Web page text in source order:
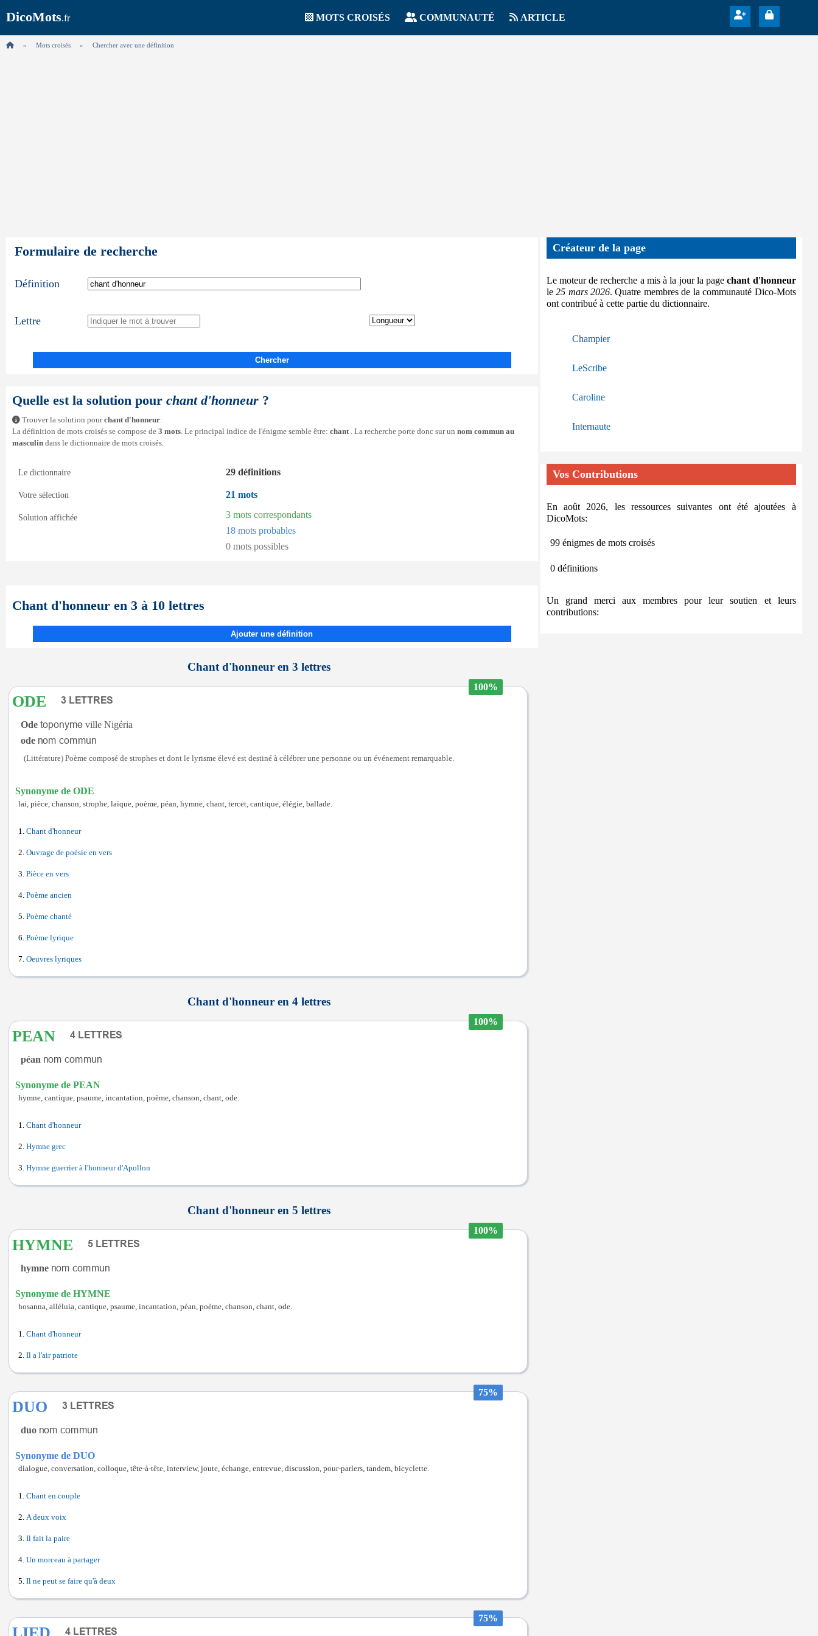
DicoMots.fr MOTS CROISÉS COMMUNAUTÉ ARTICLE
Mots croisés Chercher avec une définition
Formulaire de recherche
Définition
Lettre
Chercher
Quelle est la solution pour chant d'honneur ?
Trouver la solution pourchant d'honneur:
La définition de mots croisés se compose de 3 mots. Le principal indice de l'énigme semble être: chant. La recherche porte donc sur un nom commun au
masculin dans le dictionnaire de mots croisés.
Le dictionnaire 29 définitions
Votre sélection 21 mots
Solution affichée
3 mots correspondants
18 mots probables
0 mots possibles
Chant d'honneur en 3 à 10 lettres
Ajouter une définition
Chant d'honneur en 3 lettres
100%
ODE
Ode
ville Nigéria
ode
(Littérature) Poème composé de strophes et dont le lyrisme élevé est destiné à célébrer une personne ou un événement remarquable.
Synonyme de ODE
lai, pièce, chanson, strophe, laïque, poème, péan, hymne, chant, tercet, cantique, élégie, ballade.
Chant d'honneur
Ouvrage de poésie en vers
Pièce en vers
Poème ancien
Poème chanté
Poème lyrique
Oeuvres lyriques
Chant d'honneur en 4 lettres
100%
PEAN
péan
Synonyme de PEAN
hymne, cantique, psaume, incantation, poème, chanson, chant, ode.
Chant d'honneur
Hymne grec
Hymne guerrier à l'honneur d'Apollon
Chant d'honneur en 5 lettres
100%
HYMNE
hymne
Synonyme de HYMNE
hosanna, alléluia, cantique, psaume, incantation, péan, poème, chanson, chant, ode.
Chant d'honneur
Il a l'air patriote
75%
DUO
duo
Synonyme de DUO
dialogue, conversation, colloque, tête-à-tête, interview, joute, échange, entrevue, discussion, pour-parlers, tandem, bicyclette.
Chant en couple
A deux voix
Il fait la paire
Un morceau à partager
Il ne peut se faire qu'à deux
75%
LIED
Créateur de la page
Le moteur de recherche a mis à la jour la pagechant d'honneur
le25 mars 2026. Quatre membres de la communauté Dico-Mots
ont contribué à cette partie du dictionnaire.
Champier
LeScribe
Caroline
Internaute
Vos Contributions
En août 2026, les ressources suivantes ont été ajoutées à
DicoMots:
99 énigmes de mots croisés
0 définitions
Un grand merci aux membres pour leur soutien et leurs
contributions: